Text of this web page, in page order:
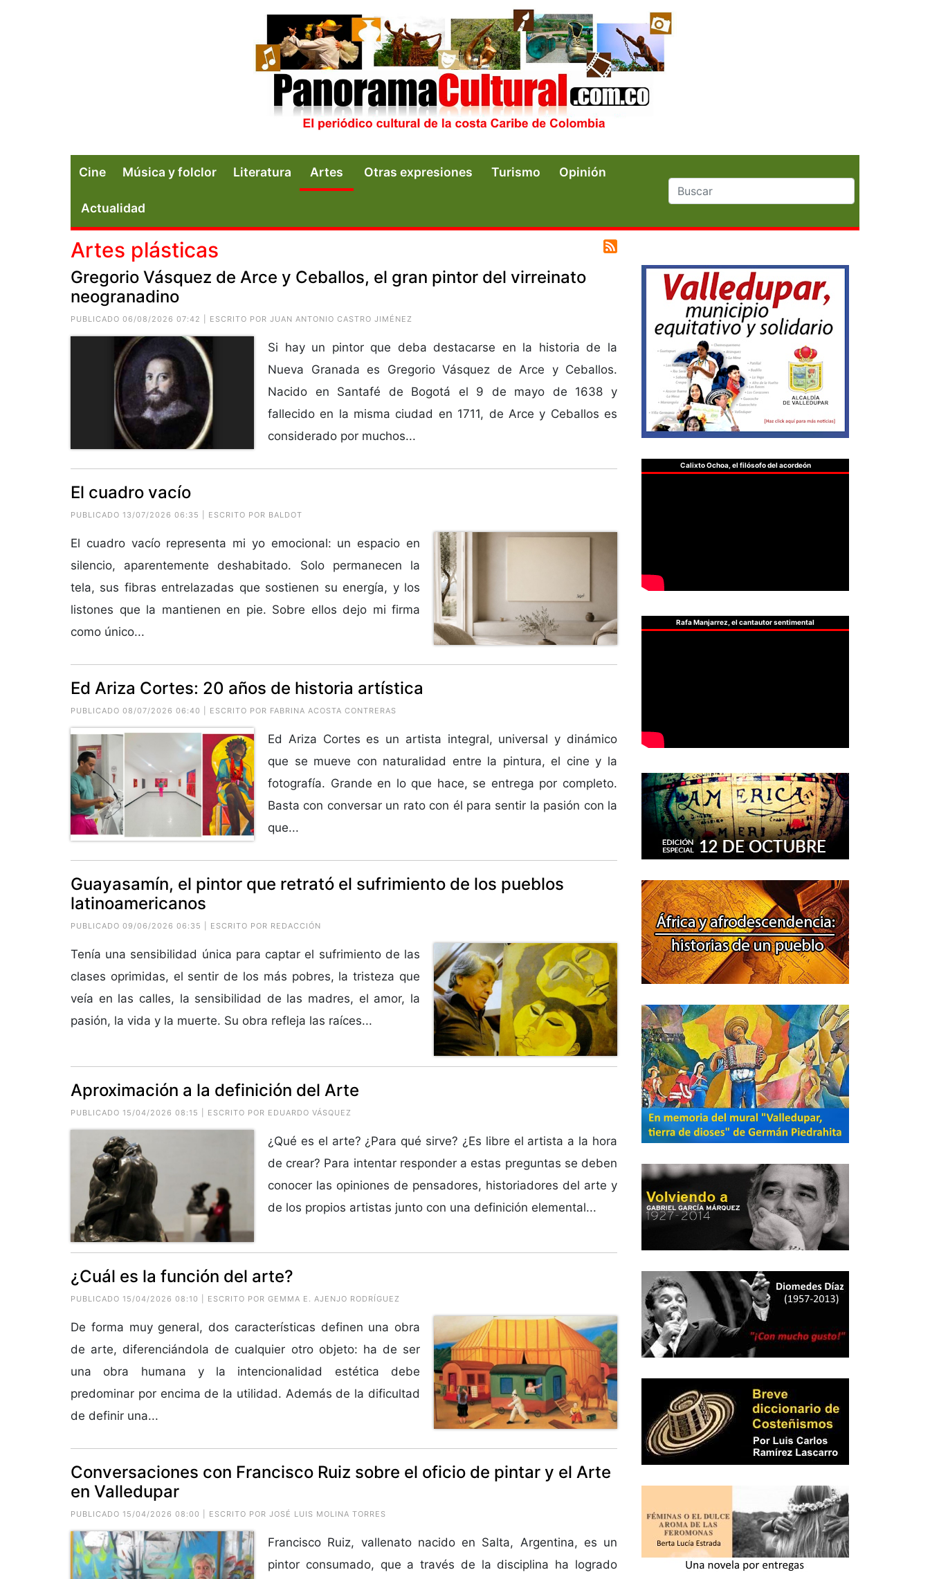
Cine Música y folclor Literatura Artes Otras expresiones Turismo Opinión
Actualidad
Artes plásticas
Gregorio Vásquez de Arce y Ceballos, el gran pintor del virreinato
neogranadino
PUBLICADO 06/08/2026 07:42 | ESCRITO POR JUAN ANTONIO CASTRO JIMÉNEZ
Si hay un pintor que deba destacarse en la historia de la
Nueva Granada es Gregorio Vásquez de Arce y Ceballos.
Nacido en Santafé de Bogotá el 9 de mayo de 1638 y
fallecido en la misma ciudad en 1711, de Arce y Ceballos es
considerado por muchos...
El cuadro vacío
PUBLICADO 13/07/2026 06:35 | ESCRITO POR BALDOT
El cuadro vacío representa mi yo emocional: un espacio en
silencio, aparentemente deshabitado. Solo permanecen la
tela, sus fibras entrelazadas que sostienen su energía, y los
listones que la mantienen en pie. Sobre ellos dejo mi firma
como único...
Ed Ariza Cortes: 20 años de historia artística
PUBLICADO 08/07/2026 06:40 | ESCRITO POR FABRINA ACOSTA CONTRERAS
Ed Ariza Cortes es un artista integral, universal y dinámico
que se mueve con naturalidad entre la pintura, el cine y la
fotografía. Grande en lo que hace, se entrega por completo.
Basta con conversar un rato con él para sentir la pasión con la
que...
Guayasamín, el pintor que retrató el sufrimiento de los pueblos
latinoamericanos
PUBLICADO 09/06/2026 06:35 | ESCRITO POR REDACCIÓN
Tenía una sensibilidad única para captar el sufrimiento de las
clases oprimidas, el sentir de los más pobres, la tristeza que
veía en las calles, la sensibilidad de las madres, el amor, la
pasión, la vida y la muerte. Su obra refleja las raíces...
Aproximación a la definición del Arte
PUBLICADO 15/04/2026 08:15 | ESCRITO POR EDUARDO VÁSQUEZ
¿Qué es el arte? ¿Para qué sirve? ¿Es libre el artista a la hora
de crear? Para intentar responder a estas preguntas se deben
conocer las opiniones de pensadores, historiadores del arte y
de los propios artistas junto con una definición elemental...
¿Cuál es la función del arte?
PUBLICADO 15/04/2026 08:10 | ESCRITO POR GEMMA E. AJENJO RODRÍGUEZ
De forma muy general, dos características definen una obra
de arte, diferenciándola de cualquier otro objeto: ha de ser
una obra humana y la intencionalidad estética debe
predominar por encima de la utilidad. Además de la dificultad
de definir una...
Conversaciones con Francisco Ruiz sobre el oficio de pintar y el Arte
en Valledupar
PUBLICADO 15/04/2026 08:00 | ESCRITO POR JOSÉ LUIS MOLINA TORRES
Francisco Ruiz, vallenato nacido en Salta, Argentina, es un
pintor consumado, que a través de la disciplina ha logrado
Calixto Ochoa, el filósofo del acordeón
Rafa Manjarrez, el cantautor sentimental